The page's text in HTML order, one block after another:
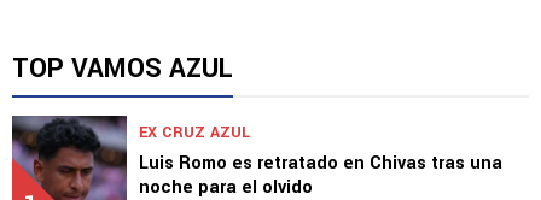
El insólito recibimiento que prepara la afición
contra el Atlante
TOP VAMOS AZUL